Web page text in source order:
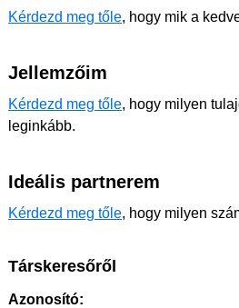
Kérdezd meg tőle, hogy mik a
Jellemzőim
Kérdezd meg tőle, hogy milyen
leginkább.
Ideális partnerem
Kérdezd meg tőle, hogy milyen
Társkeresőről
Azonosító: